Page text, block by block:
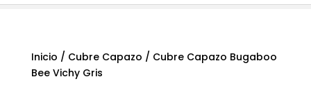
Inicio / Cubre Capazo / Cubre Capazo Bugaboo
Bee Vichy Gris